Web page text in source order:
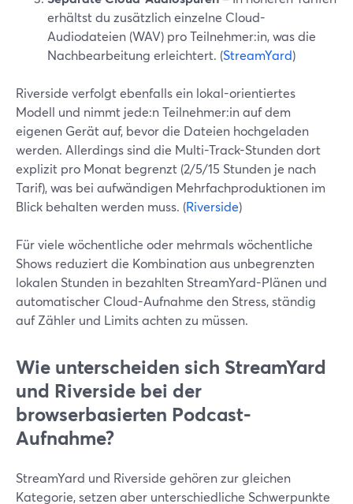
erhältst du zusätzlich einzelne Cloud-
Audiodateien (WAV) pro Teilnehmer:in, was die
Nachbearbeitung erleichtert. (StreamYard)
Riverside verfolgt ebenfalls ein lokal-orientiertes
Modell und nimmt jede:n Teilnehmer:in auf dem
eigenen Gerät auf, bevor die Dateien hochgeladen
werden. Allerdings sind die Multi-Track-Stunden dort
explizit pro Monat begrenzt (2/5/15 Stunden je nach
Tarif), was bei aufwändigen Mehrfachproduktionen im
Blick behalten werden muss. (Riverside)
Für viele wöchentliche oder mehrmals wöchentliche
Shows reduziert die Kombination aus unbegrenzten
lokalen Stunden in bezahlten StreamYard-Plänen und
automatischer Cloud-Aufnahme den Stress, ständig
auf Zähler und Limits achten zu müssen.
Wie unterscheiden sich StreamYard
und Riverside bei der
browserbasierten Podcast-
Aufnahme?
StreamYard und Riverside gehören zur gleichen
Kategorie, setzen aber unterschiedliche Schwerpunkte